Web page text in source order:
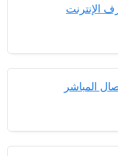
الإنترنت
المباشر